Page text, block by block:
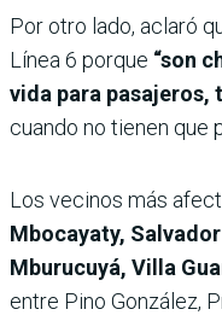
Por otro lado, aclaró
Línea 6 porque “son
vida para pasajeros,
cuando no tienen que
Los vecinos más
Mbocayaty,
Mburucuyá, Villa
entre Pino González,